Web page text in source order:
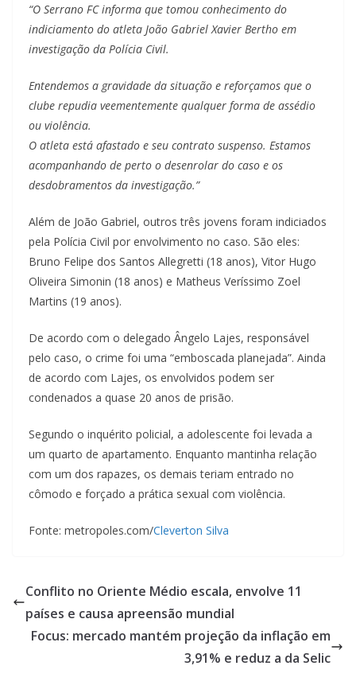
“O Serrano FC informa que tomou conhecimento do
indiciamento do atleta João Gabriel Xavier Bertho em
investigação da Polícia Civil.
Entendemos a gravidade da situação e reforçamos que o
clube repudia veementemente qualquer forma de assédio
ou violência.
O atleta está afastado e seu contrato suspenso. Estamos
acompanhando de perto o desenrolar do caso e os
desdobramentos da investigação.”
Além de João Gabriel, outros três jovens foram indiciados
pela Polícia Civil por envolvimento no caso. São eles:
Bruno Felipe dos Santos Allegretti (18 anos), Vitor Hugo
Oliveira Simonin (18 anos) e Matheus Veríssimo Zoel
Martins (19 anos).
De acordo com o delegado Ângelo Lajes, responsável
pelo caso, o crime foi uma “emboscada planejada”. Ainda
de acordo com Lajes, os envolvidos podem ser
condenados a quase 20 anos de prisão.
Segundo o inquérito policial, a adolescente foi levada a
um quarto de apartamento. Enquanto mantinha relação
com um dos rapazes, os demais teriam entrado no
cômodo e forçado a prática sexual com violência.
Fonte: metropoles.com/Cleverton Silva
Conflito no Oriente Médio escala, envolve 11
países e causa apreensão mundial
Focus: mercado mantém projeção da inflação em
3,91% e reduz a da Selic